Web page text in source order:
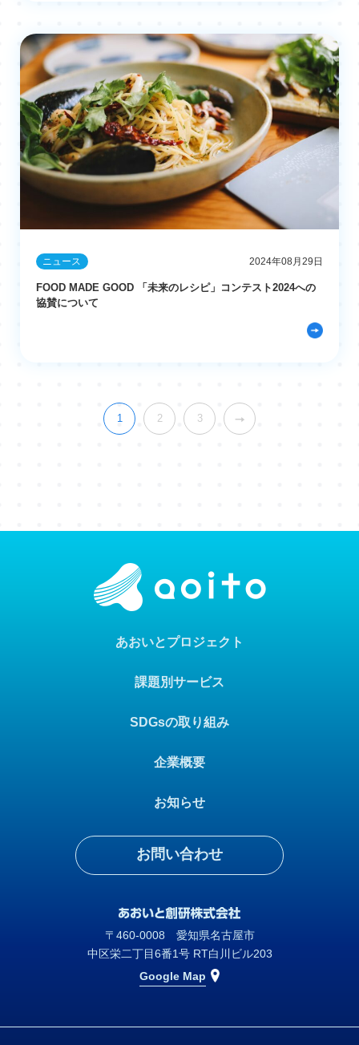
ニュース 2024年08月29日
FOOD MADE GOOD 「未来のレシピ」コンテスト2024への
協賛について
1 2 3
あおいとプロジェクト
SDGsの取り組み
お知らせ
課題別サービス
企業概要
お問い合わせ
〒460-0008 愛知県名古屋市
中区栄二丁目6番1号 RT白川ビル203
Google Map